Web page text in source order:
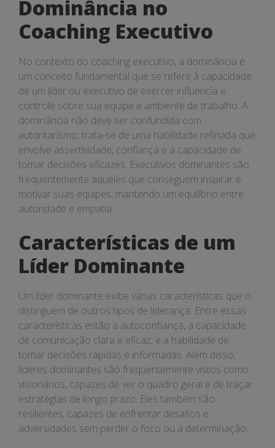
Dominância no
Coaching Executivo
No contexto do coaching executivo, a dominância é
um conceito fundamental que se refere à capacidade
de um líder ou executivo de exercer influência e
controle sobre sua equipe e ambiente de trabalho. A
dominância não deve ser confundida com
autoritarismo; trata-se de uma habilidade refinada que
envolve assertividade, confiança e a capacidade de
tomar decisões eficazes. Executivos dominantes são
frequentemente aqueles que conseguem inspirar e
motivar suas equipes, mantendo um equilíbrio entre
autoridade e empatia.
Características de um
Líder Dominante
Um líder dominante exibe várias características que o
distinguem de outros tipos de liderança. Entre essas
características estão a autoconfiança, a capacidade
de comunicação clara e eficaz, e a habilidade de
tomar decisões rápidas e informadas. Além disso,
líderes dominantes são frequentemente vistos como
visionários, capazes de ver o quadro geral e de traçar
estratégias de longo prazo. Eles também são
resilientes, capazes de enfrentar desafios e
adversidades sem perder o foco ou a determinação.